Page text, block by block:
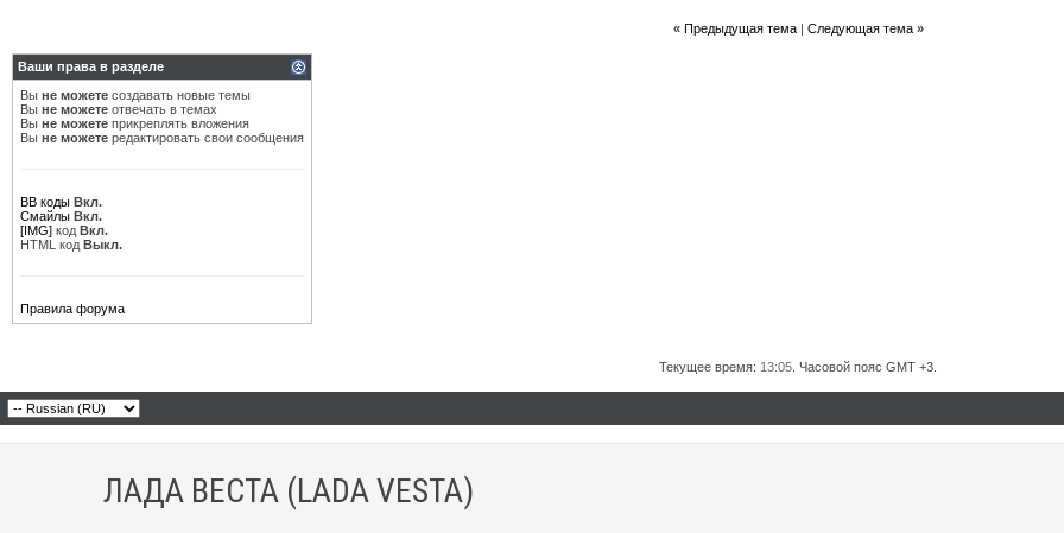
« Предыдущая тема| Следующая тема »
Ваши права в разделе
Вы не можете создавать новые темы
Вы не можете отвечать в темах
Вы не можете прикреплять вложения
Вы не можете редактировать свои сообщения
BB коды Вкл.
Смайлы Вкл.
[IMG] код Вкл.
HTML код Выкл.
Правила форума
Текущее время: 13:05 . Часовой пояс GMT +3.
ЛАДА ВЕСТА (LADA VESTA)